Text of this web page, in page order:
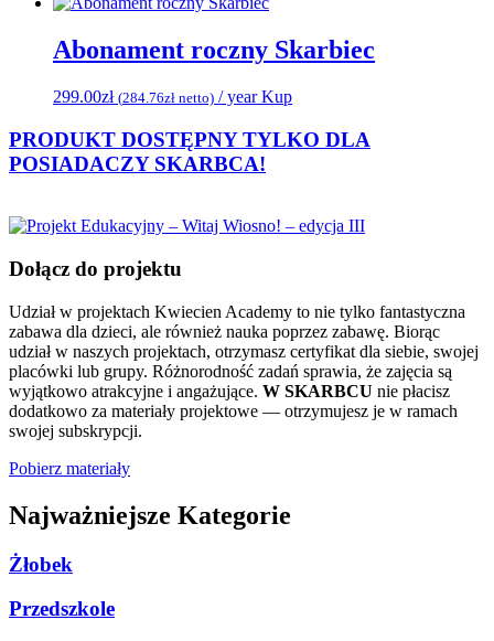
Abonament roczny Skarbiec
299.00zł (284.76zł netto) / year Kup
PRODUKT DOSTĘPNY TYLKO DLA
POSIADACZY SKARBCA!
Dołącz do projektu
Udział w projektach Kwiecien Academy to nie tylko fantastyczna
zabawa dla dzieci, ale również nauka poprzez zabawę. Biorąc
udział w naszych projektach, otrzymasz certyfikat dla siebie, swojej
placówki lub grupy. Różnorodność zadań sprawia, że zajęcia są
wyjątkowo atrakcyjne i angażujące. W SKARBCU nie płacisz
dodatkowo za materiały projektowe — otrzymujesz je w ramach
swojej subskrypcji.
Pobierz materiały
Najważniejsze Kategorie
Żłobek
Przedszkole